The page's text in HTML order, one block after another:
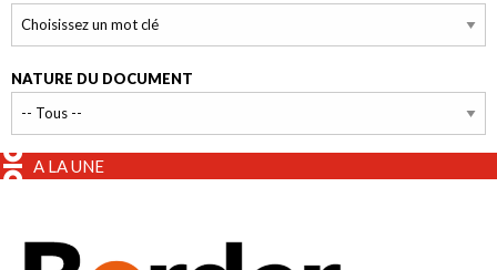
NATURE DU DOCUMENT
A LA UNE